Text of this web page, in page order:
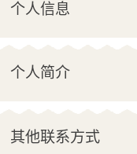
个人信息
个人简介
其他联系方式